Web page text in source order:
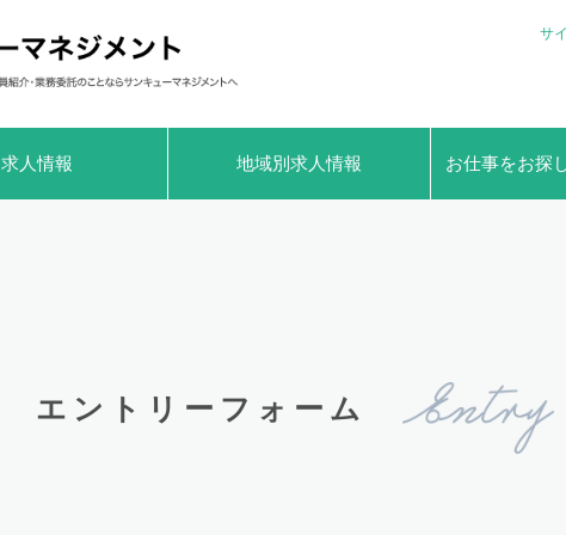
サ
求人情報 地域別求人情報 お仕事をお探
エントリーフォーム